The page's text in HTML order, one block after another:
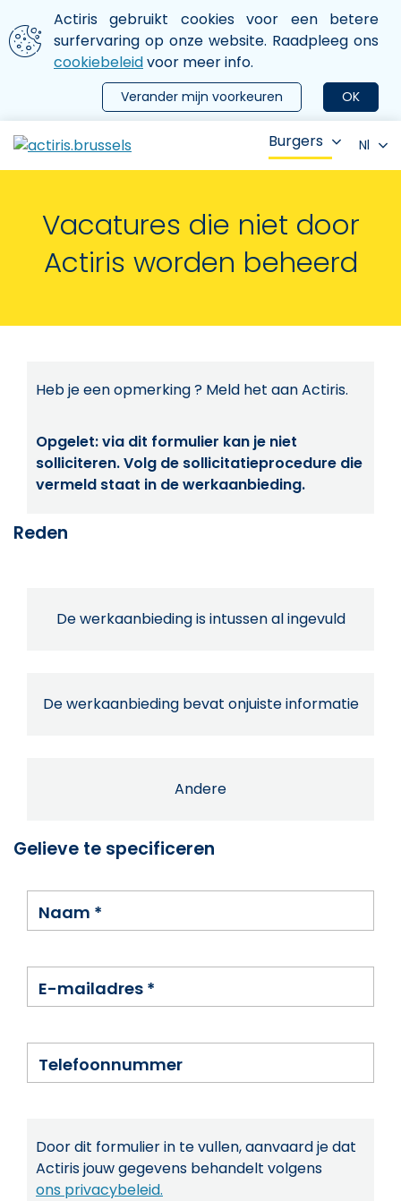
Aller au contenu principal
We gebruiken cookies
Actiris gebruikt cookies voor een betere
surfervaring op onze website. Raadpleeg ons
cookiebeleidvoor meer info.
OK
Verander mijn voorkeuren
le menu
Burgers Nl
Vacatures die niet door
Actiris worden beheerd
Heb je een opmerking ? Meld het aan Actiris.
Opgelet: via dit formulier kan je niet
solliciteren. Volg de sollicitatieprocedure die
vermeld staat in de werkaanbieding.
Reden
De werkaanbieding is intussen al ingevuld
De werkaanbieding bevat onjuiste informatie
Andere
Gelieve te specificeren
Naam *
E-mailadres *
Telefoonnummer
Door dit formulier in te vullen, aanvaard je dat
Actiris jouw gegevens behandelt volgens
ons privacybeleid.